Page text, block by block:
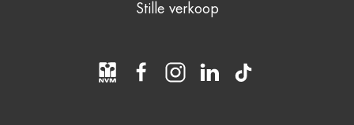
Stille verkoop